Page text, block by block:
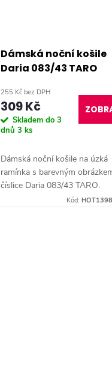
Dámská noční košile
Daria 083/43 TARO
255 Kč bez DPH
309 Kč
Skladem do 3
dnů 3 ks
Dámská noční košile na úzká
ramínka s barevným
číslice Daria 083/43 TARO.
Kód: